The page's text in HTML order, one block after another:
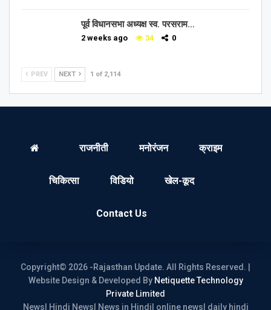
पूर्व विधानसभा अध्यक्ष स्व. परसराम…
2 weeks ago 34 0
PREV NEXT 1 of 2,114
राजनीती मनोरंजन क्राइम
चिकित्सा विडियो खेल-कूद
Contact Us
Copyright© 2026 -Rajasthan Update. All Rights Reserved. |
Website Design & Developed By Netiquette Technology
Private Limited
News| Hindi News| News in Hindi| online news| daily hindi